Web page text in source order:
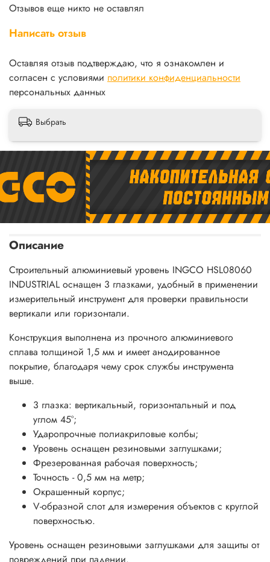
Отзывов еще никто не оставлял
Написать отзыв
Оставляя отзыв подтверждаю, что я ознакомлен и
согласен с условиями политики конфиденциальности
персональных данных
Выбрать
Описание
Строительный алюминиевый уровень INGCO HSL08060
INDUSTRIAL оснащен 3 глазками, удобный в применении
измерительный инструмент для проверки правильности
вертикали или горизонтали.
Конструкция выполнена из прочного алюминиевого
сплава толщиной 1,5 мм и имеет анодированное
покрытие, благодаря чему срок службы инструмента
выше.
3 глазка: вертикальный, горизонтальный и под
углом 45°;
Ударопрочные полиакриловые колбы;
Уровень оснащен резиновыми заглушками;
Фрезерованная рабочая поверхность;
Точность - 0,5 мм на метр;
Окрашенный корпус;
V-образной слот для измерения объектов с круглой
поверхностью.
Уровень оснащен резиновыми заглушками для защиты от